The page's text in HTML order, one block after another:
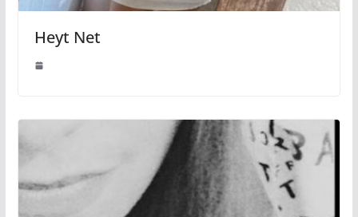
Heyt Net